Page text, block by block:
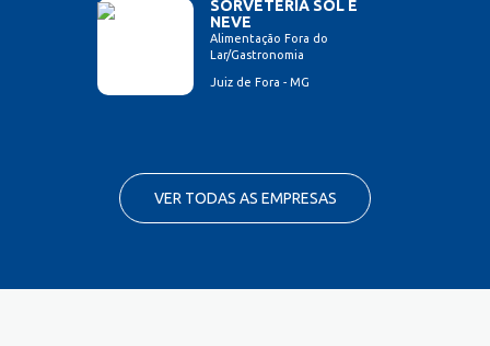
SORVETERIA SOL E
NEVE
Alimentação Fora do
Lar/Gastronomia
Juiz de Fora - MG
VER TODAS AS EMPRESAS